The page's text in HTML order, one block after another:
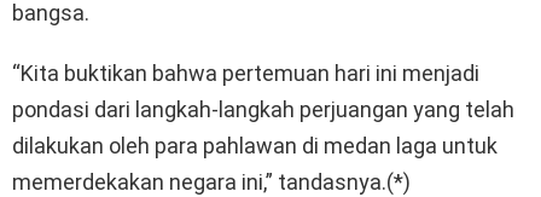
bangsa.
“Kita buktikan bahwa pertemuan hari ini menjadi
pondasi dari langkah-langkah perjuangan yang telah
dilakukan oleh para pahlawan di medan laga untuk
memerdekakan negara ini,” tandasnya.(*)